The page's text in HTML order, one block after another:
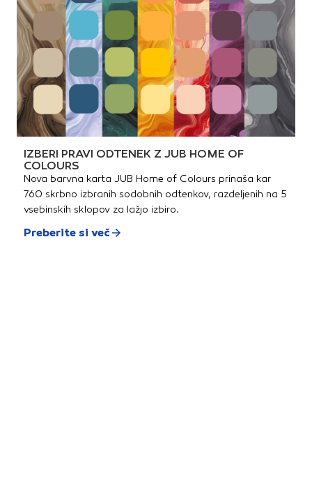
IZBERI PRAVI ODTENEK Z JUB HOME OF
COLOURS
Nova barvna karta JUB Home of Colours prinaša kar
760 skrbno izbranih sodobnih odtenkov, razdeljenih na 5
vsebinskih sklopov za lažjo izbiro.
Preberite si več